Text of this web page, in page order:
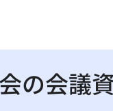
の会議